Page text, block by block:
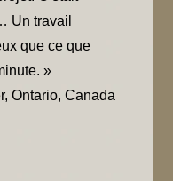
Un travail
que ce que
»
Ontario, Canada